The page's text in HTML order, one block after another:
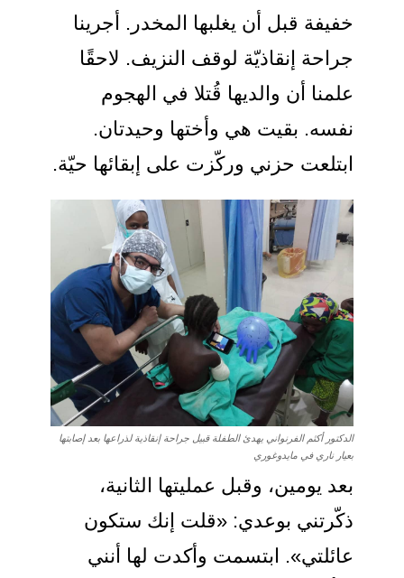
خفيفة قبل أن يغلبها المخدر. أجرينا
جراحة إنقاذيّة لوقف النزيف. لاحقًا
علمنا أن والديها قُتلا في الهجوم
نفسه. بقيت هي وأختها وحيدتان.
ابتلعت حزني وركّزت على إبقائها حيّة.
الدكتور أكثم الفرنواني يهدئ الطفلة قبيل جراحة إنقاذية لذراعها بعد إصابتها
بعيار ناري في مايدوغوري
بعد يومين، وقبل عمليتها الثانية،
ذكّرتني بوعدي: «قلت إنك ستكون
عائلتي». ابتسمت وأكدت لها أنني